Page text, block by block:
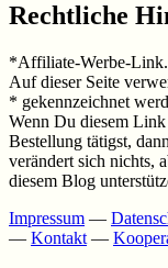
Rechtliche
*Affiliate-Werbe-Link.
Auf dieser Seite
* gekennzeichnet
Wenn Du diesem
Bestellung tätigst,
verändert sich nichts,
diesem Blog
Impressum —
— Kontakt —